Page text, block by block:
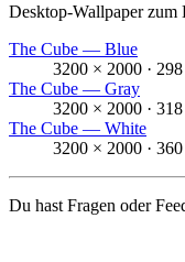
Desktop-Wallpaperzum
The Cube — Blue
3200 × 2000 · 298
The Cube — Gray
3200 × 2000 · 318
The Cube — White
3200 × 2000 · 360
Du hast Fragen oder